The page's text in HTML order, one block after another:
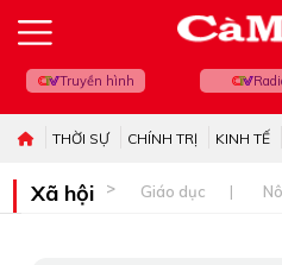
Truyền hình
THỜI SỰ CHÍNH TRỊ KINH TẾ
Xã hội Giáo dục